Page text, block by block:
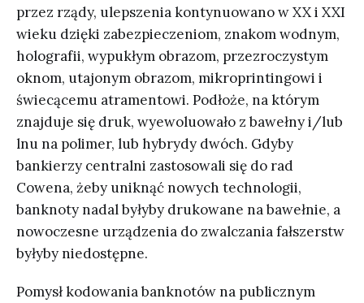
przez rządy, ulepszenia kontynuowano w XX i XXI
wieku dzięki zabezpieczeniom, znakom wodnym,
holografii, wypukłym obrazom, przezroczystym
oknom, utajonym obrazom, mikroprintingowi i
świecącemu atramentowi. Podłoże, na którym
znajduje się druk, wyewoluowało z bawełny i/lub
lnu na polimer, lub hybrydy dwóch. Gdyby
bankierzy centralni zastosowali się do rad
Cowena, żeby uniknąć nowych technologii,
banknoty nadal byłyby drukowane na bawełnie, a
nowoczesne urządzenia do zwalczania fałszerstw
byłyby niedostępne.
Pomysł kodowania banknotów na publicznym